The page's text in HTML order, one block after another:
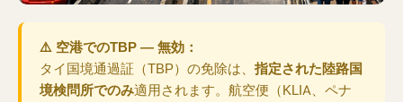
⚠️ 空港でのTBP — 無効：
タイ国境通過証（TBP）の免除は、 指定された陸路国
境検問所でのみ適用されます。航空便（KLIA、ペナ